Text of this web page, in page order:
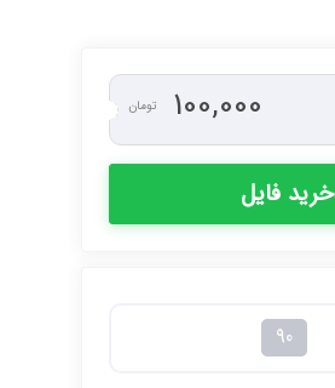
100,000 تومان
خرید فایل
90